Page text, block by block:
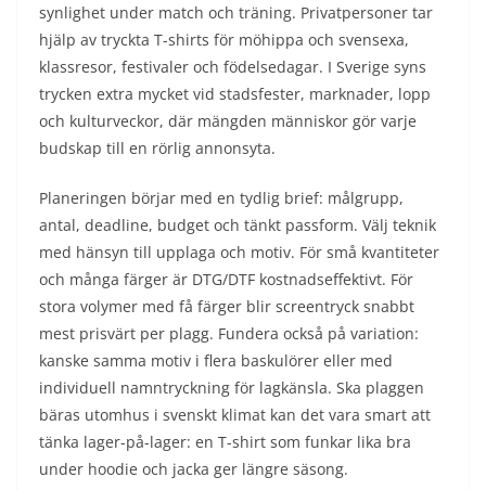
synlighet under match och träning. Privatpersoner tar
hjälp av tryckta T-shirts för möhippa och svensexa,
klassresor, festivaler och födelsedagar. I Sverige syns
trycken extra mycket vid stadsfester, marknader, lopp
och kulturveckor, där mängden människor gör varje
budskap till en rörlig annonsyta.
Planeringen börjar med en tydlig brief: målgrupp,
antal, deadline, budget och tänkt passform. Välj teknik
med hänsyn till upplaga och motiv. För små kvantiteter
och många färger är DTG/DTF kostnadseffektivt. För
stora volymer med få färger blir screentryck snabbt
mest prisvärt per plagg. Fundera också på variation:
kanske samma motiv i flera baskulörer eller med
individuell namntryckning för lagkänsla. Ska plaggen
bäras utomhus i svenskt klimat kan det vara smart att
tänka lager-på-lager: en T-shirt som funkar lika bra
under hoodie och jacka ger längre säsong.